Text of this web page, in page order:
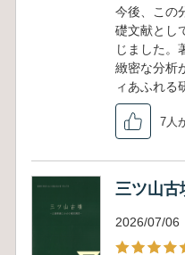
今後、この
礎文献とし
じました。
緻密な分析
ィあふれる
7人
三ツ山古
2026/07/06